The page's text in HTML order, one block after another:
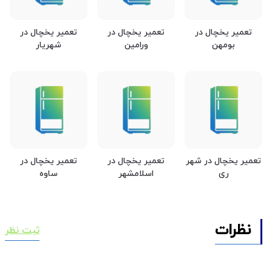
تعمیر یخچال در
بومهن
تعمیر یخچال در
ورامین
تعمیر یخچال در
شهریار
تعمیر یخچال در شهر
ری
تعمیر یخچال در
اسلامشهر
تعمیر یخچال در
ساوه
نظرات ثبت نظر